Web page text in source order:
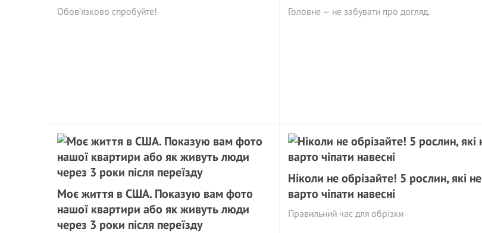
Обов’язково спробуйте! Головне — не забувати про догляд.
Моє життя в США. Показую вам фото
нашої квартири або як живуть люди
через 3 роки після переїзду
Ніколи не обрізайте! 5 рослин, які не
варто чіпати навесні
Правильний час для обрізки